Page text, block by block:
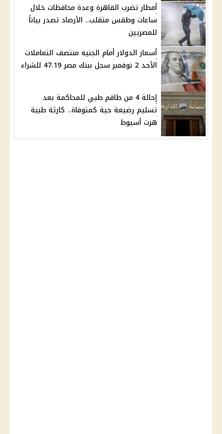
أمطار تضرب القاهرة وعدة محافظات خلال
ساعات وطقس متقلب.. الأرصاد تصدر بياناً
للمصريين
أسعار الدولار أمام الجنيه منتصف التعاملات
الأحد 2 نوفمبر سجل ببنك مصر 47.19 للشراء
إحالة 4 من طاقم طبي للمحاكمة بعد
تسليم رضيعة حية كمتوفاة.. كارثة طبية
هزت أسيوط